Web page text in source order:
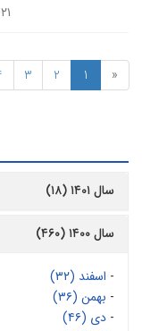
سال ۱۴۰۱ (۱۸)
سال ۱۴۰۰ (۴۶۰)
اسفند (۳۲)
بهمن (۳۶)
دی (۴۶)